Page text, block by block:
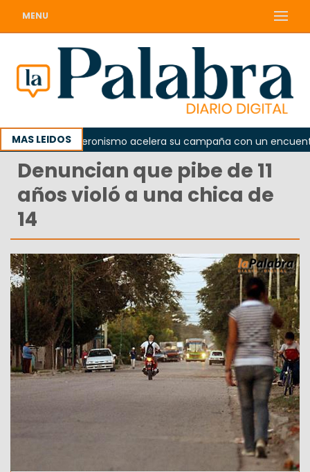
MENU
MAS LEIDOSEl peronismo acelera su campaña con un encuentro
Denuncian que pibe de 11
años violó a una chica de
14